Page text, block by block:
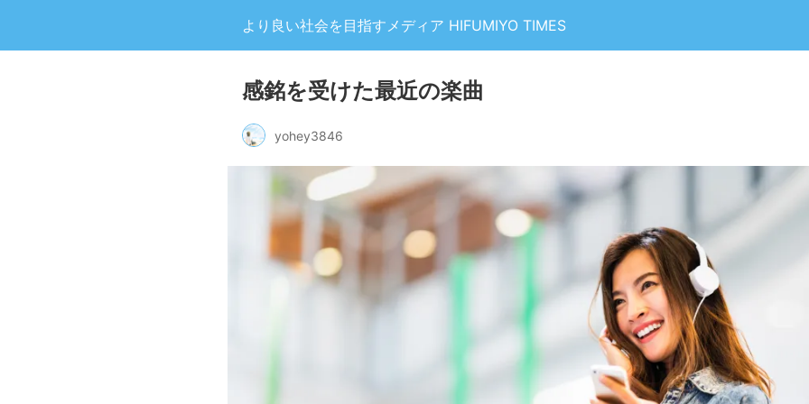
より良い社会を目指すメディア HIFUMIYO TIMES
感銘を受けた最近の楽曲
yohey3846